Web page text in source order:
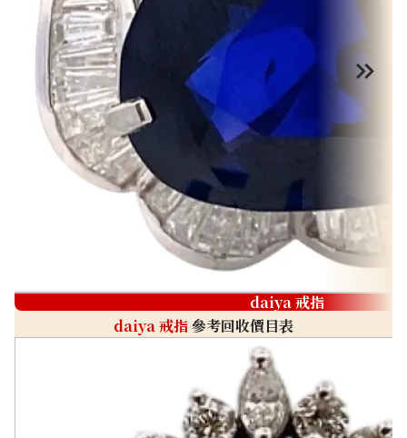
daiya 戒指
daiya 戒指參考回收價目表